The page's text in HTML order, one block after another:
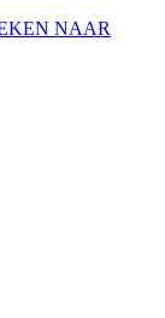
NAAR